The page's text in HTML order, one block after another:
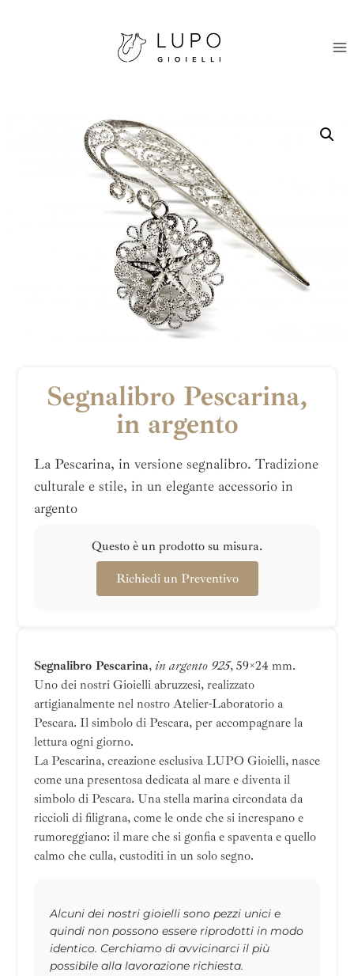
Segnalibro Pescarina,
in argento
La Pescarina, in versione segnalibro. Tradizione
culturale e stile, in un elegante accessorio in
argento
Questo è un prodotto su misura.
Richiedi un Preventivo
Segnalibro Pescarina, in argento 925, 59×24 mm.
Uno dei nostri Gioielli abruzzesi, realizzato
artigianalmente nel nostro Atelier-Laboratorio a
Pescara. Il simbolo di Pescara, per accompagnare la
lettura ogni giorno.
La Pescarina, creazione esclusiva LUPO Gioielli, nasce
come una presentosa dedicata al mare e diventa il
simbolo di Pescara. Una stella marina circondata da
riccioli di filigrana, come le onde che si increspano e
rumoreggiano: il mare che si gonfia e spaventa e quello
calmo che culla, custoditi in un solo segno.
Alcuni dei nostri gioielli sono pezzi unici e
quindi non possono essere riprodotti in modo
identico. Cerchiamo di avvicinarci il più
possibile alla lavorazione richiesta.